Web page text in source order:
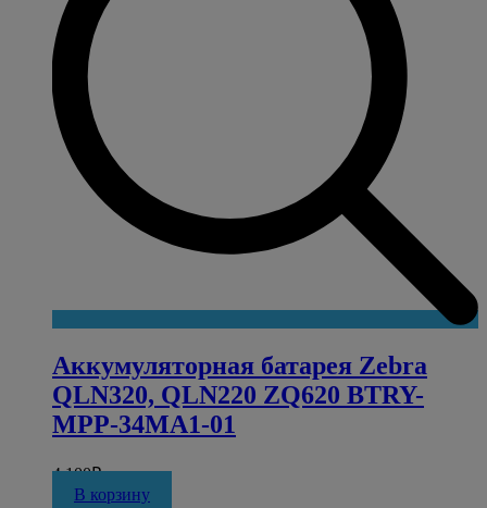
Аккумуляторная батарея Zebra
QLN320, QLN220 ZQ620 BTRY-
MPP-34MA1-01
4 100₽
В корзину